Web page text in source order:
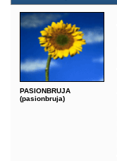
PASIONBRUJA
(pasionbruja)